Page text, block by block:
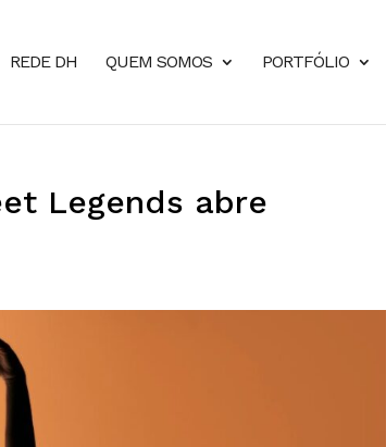
REDE DH QUEM SOMOS PORTFÓLIO
Legends abre